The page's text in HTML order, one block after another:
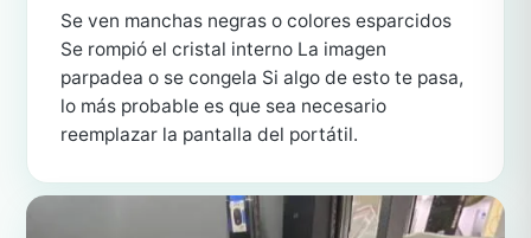
Se ven manchas negras o colores esparcidos
Se rompió el cristal interno La imagen
parpadea o se congela Si algo de esto te pasa,
lo más probable es que sea necesario
reemplazar la pantalla del portátil.